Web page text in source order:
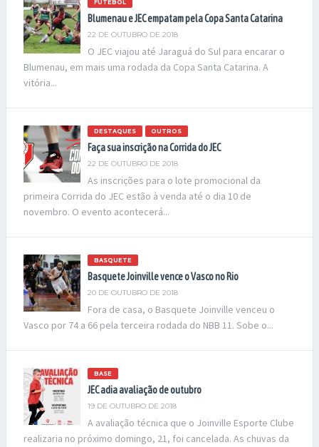
FUTEBOL
Blumenau e JEC empatam pela Copa Santa Catarina
22 DE OUTUBRO DE 2018
O JEC viajou até Jaraguá do Sul para encarar o
Blumenau, em mais uma rodada da Copa Santa Catarina. A
vitória...
DESTAQUES OUTROS
Faça sua inscrição na Corrida do JEC
22 DE OUTUBRO DE 2018
As inscrições para o lote promocional da
primeira Corrida do JEC estão à venda até o dia 10 de
novembro. O evento acontecerá...
BASQUETE
Basquete Joinville vence o Vasco no Rio
20 DE OUTUBRO DE 2018
Fora de casa, o Basquete Joinville venceu o
Vasco por 74 a 66 pela terceira rodada do NBB 11. Sobe o...
BASE
JEC adia avaliação de outubro
19 DE OUTUBRO DE 2018
A avaliação técnica que o Joinville Esporte Clube
realizaria no próximo domingo, 21, foi cancelada. As chuvas da